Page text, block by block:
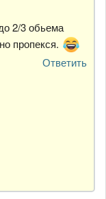
2/3 обьема
пропекся.
Ответить